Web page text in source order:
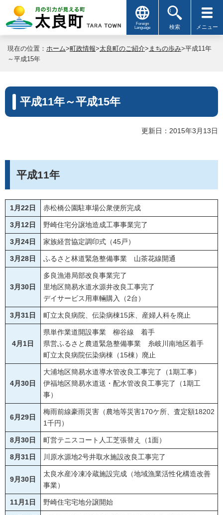
Foreign
Language
検索 メニュー
現在の位置： ホーム>町政情報>太良町のご紹介> まちの歩み>平成11年
～平成15年
平成11年～平成15年
更新日：2015年3月13日
平成11年
1月22日 赤松橋公園駐車場公衆便所完成
3月12日 野崎住宅分譲地造成工事事業完了
3月24日 家族経営協定調印式（45戸）
3月28日 ふるさと林道緊急整備事業 山茶花線開通
3月30日
多良漁港局部改良事業完了
里地区簡易水道水源井改良工事完了
デイサービス用車輛購入（2台）
3月31日 町立太良病院、伝染病棟15床、産婦人科を廃止
4月1日
県単作業道開設事業 柳谷線 着手
県営ふるさと農道緊急整備事業 糸岐川南地区着手
町立太良病院伝染病棟（15棟）廃止
4月30日
大浦地区簡易水道導水管改良工事完了（1期工事）
伊福地区簡易水道送・配水管改良工事完了（1期工
事）
6月29日
梅雨前線豪雨災害（農地等災害170ケ所、査定額18202
1千円）
8月30日 町営テニスコート人工芝張替え（1面）
8月31日 川原水源地2号井取水施設改良工事完了
9月30日
太良水産冷凍冷蔵施設完成（地域漁業活性化構造改善
事業）
11月1日 野崎住宅宅地分譲開始